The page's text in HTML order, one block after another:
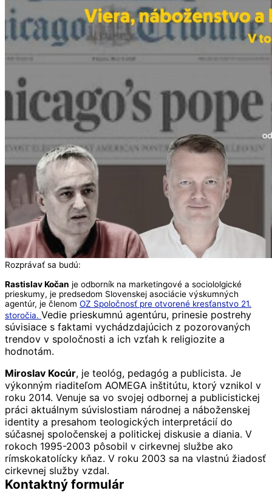
Rozprávať sa budú:
Rastislav Kočan je odborník na marketingové a sociololgické
prieskumy, je predsedom Slovenskej asociácie výskumných
agentúr, je členom OZ Spoločnosť pre otvorené kresťanstvo 21.
storočia. Vedie prieskumnú agentúru, prinesie postrehy
súvisiace s faktami vychádzdajúcich z pozorovaných
trendov v spoločnosti a ich vzťah k religiozite a
hodnotám.
Miroslav Kocúr, je teológ, pedagóg a publicista. Je
výkonným riaditeľom AOMEGA inštitútu, ktorý vznikol v
roku 2014. Venuje sa vo svojej odbornej a publicistickej
práci aktuálnym súvislostiam národnej a náboženskej
identity a presahom teologických interpretácií do
súčasnej spoločenskej a politickej diskusie a diania. V
rokoch 1995-2003 pôsobil v cirkevnej službe ako
rímskokatolícky kňaz. V roku 2003 sa na vlastnú žiadosť
cirkevnej služby vzdal.
Kontaktný formulár